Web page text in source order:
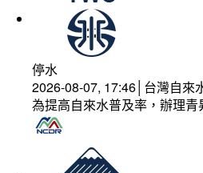
停水
2026-08-07, 17:46│台灣自來
為提高自來水普及率，辦理